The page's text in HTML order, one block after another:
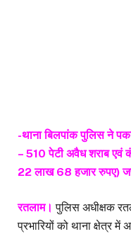
-थाना बिलपांक पुलिस ने
– 510 पेटी अवैध शराब
22 लाख 68 हजार रुपए)
रतलाम। पुलिस अधीक्षक
प्रभारियों को थाना क्षेत्र